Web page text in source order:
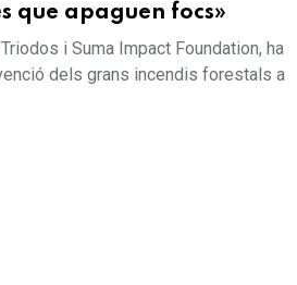
que apaguen focs»
i Suma Impact Foundation, ha
dels grans incendis forestals a